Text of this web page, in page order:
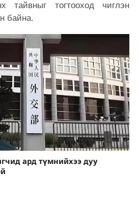
тайвныг тогтооход чиглэн
байна.
ард түмнийхээ дуу